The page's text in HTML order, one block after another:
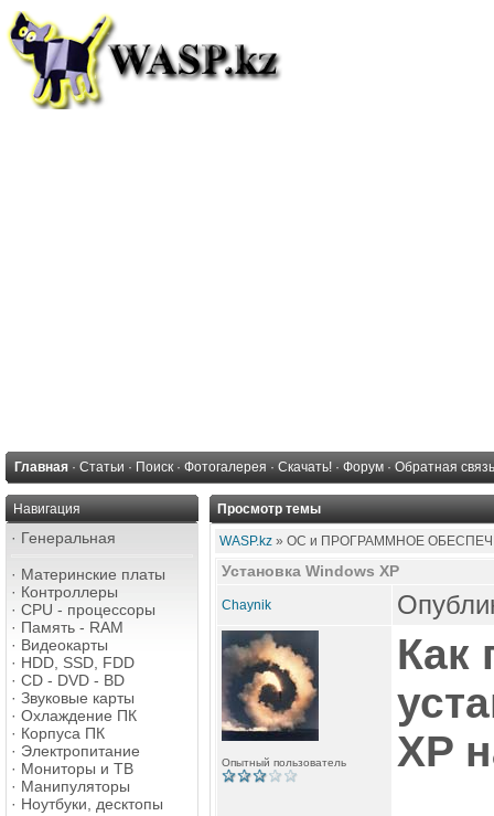
Главная · Статьи · Поиск · Фотогалерея · Скачать! · Форум · Обратная связь
Навигация
· Генеральная
· Материнские платы
· Контроллеры
· CPU - процессоры
· Память - RAM
· Видеокарты
· HDD, SSD, FDD
· CD - DVD - BD
· Звуковые карты
· Охлаждение ПК
· Корпуса ПК
· Электропитание
· Мониторы и ТВ
· Манипуляторы
· Ноутбуки, десктопы
Просмотр темы
WASP.kz » ОС и ПРОГРАММНОЕ
Установка Windows XP
Chaynik
Опытный пользователь
Как
XP